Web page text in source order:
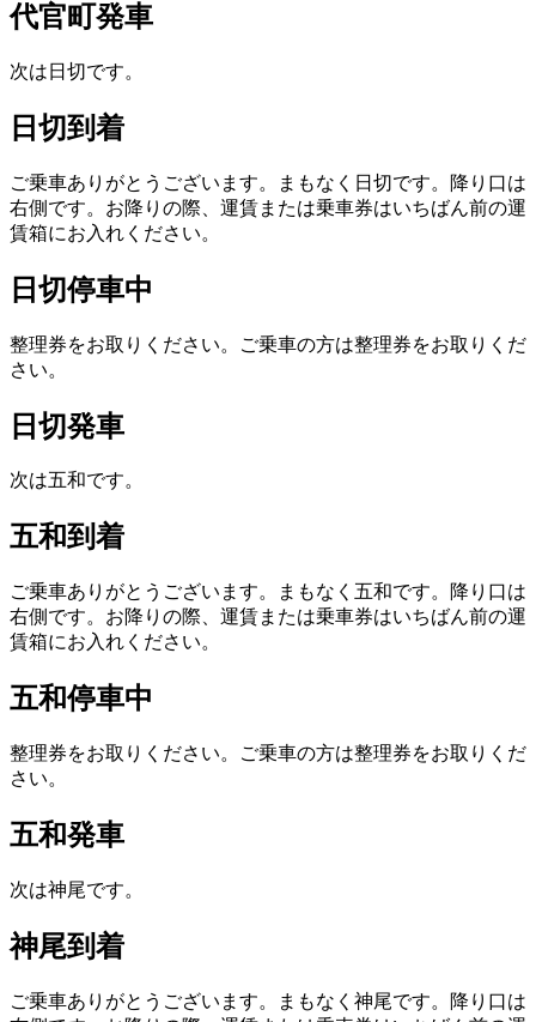
代官町発車
次は日切です。
日切到着
ご乗車ありがとうございます。まもなく日切です。降り口は
右側です。お降りの際、運賃または乗車券はいちばん前の運
賃箱にお入れください。
日切停車中
整理券をお取りください。ご乗車の方は整理券をお取りくだ
さい。
日切発車
次は五和です。
五和到着
ご乗車ありがとうございます。まもなく五和です。降り口は
右側です。お降りの際、運賃または乗車券はいちばん前の運
賃箱にお入れください。
五和停車中
整理券をお取りください。ご乗車の方は整理券をお取りくだ
さい。
五和発車
次は神尾です。
神尾到着
ご乗車ありがとうございます。まもなく神尾です。降り口は